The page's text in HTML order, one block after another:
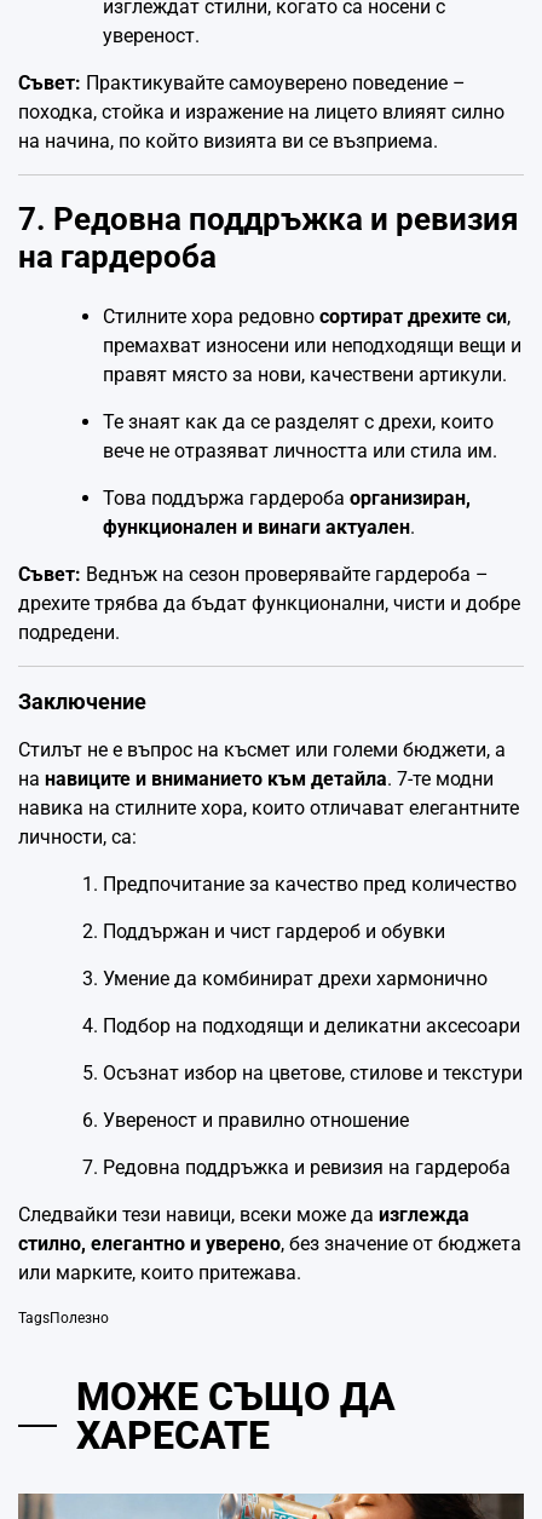
изглеждат стилни, когато са носени с
увереност.
Съвет: Практикувайте самоуверено поведение –
походка, стойка и изражение на лицето влияят силно
на начина, по който визията ви се възприема.
7. Редовна поддръжка и ревизия
на гардероба
Стилните хора редовно сортират дрехите си,
премахват износени или неподходящи вещи и
правят място за нови, качествени артикули.
Те знаят как да се разделят с дрехи, които
вече не отразяват личността или стила им.
Това поддържа гардероба организиран,
функционален и винаги актуален.
Съвет: Веднъж на сезон проверявайте гардероба –
дрехите трябва да бъдат функционални, чисти и добре
подредени.
Заключение
Стилът не е въпрос на късмет или големи бюджети, а
на навиците и вниманието към детайла. 7-те модни
навика на стилните хора, които отличават елегантните
личности, са:
Предпочитание за качество пред количество
Поддържан и чист гардероб и обувки
Умение да комбинират дрехи хармонично
Подбор на подходящи и деликатни аксесоари
Осъзнат избор на цветове, стилове и текстури
Увереност и правилно отношение
Редовна поддръжка и ревизия на гардероба
Следвайки тези навици, всеки може да изглежда
стилно, елегантно и уверено, без значение от бюджета
или марките, които притежава.
TagsПолезно
МОЖЕ СЪЩО ДА
ХАРЕСАТЕ